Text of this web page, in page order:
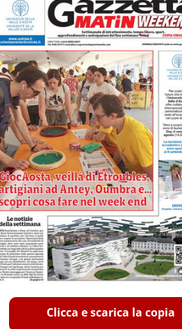
Clicca e scarica la copia